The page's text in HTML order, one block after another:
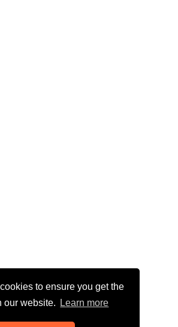
to ensure you get the
our website.
Learn more